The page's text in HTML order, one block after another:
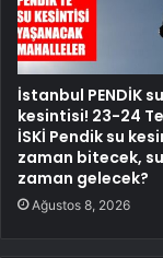
İstanbul PENDİK su
kesintisi! 23-24
İSKİ Pendik su
zaman bitecek,
zaman gelecek?
Ağustos 8, 2026